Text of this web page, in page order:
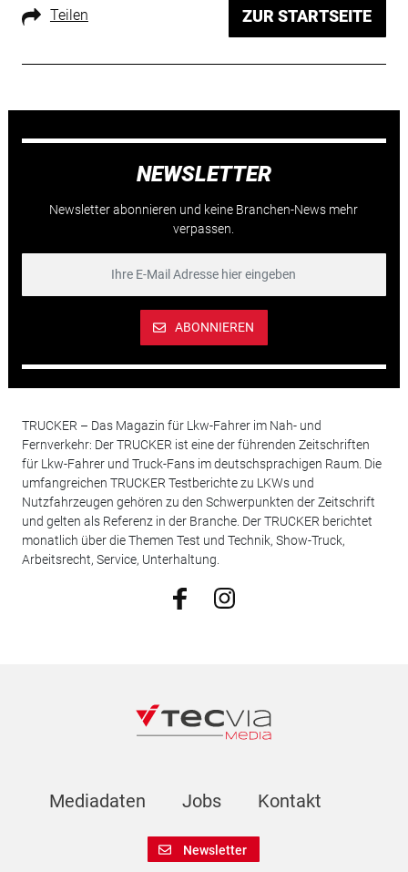
Teilen ZUR STARTSEITE
NEWSLETTER
Newsletter abonnieren und keine Branchen-News mehr
verpassen.
ABONNIEREN
TRUCKER – Das Magazin für Lkw-Fahrer im Nah- und
Fernverkehr: Der TRUCKER ist eine der führenden Zeitschriften
für Lkw-Fahrer und Truck-Fans im deutschsprachigen Raum. Die
umfangreichen TRUCKER Testberichte zu LKWs und
Nutzfahrzeugen gehören zu den Schwerpunkten der Zeitschrift
und gelten als Referenz in der Branche. Der TRUCKER berichtet
monatlich über die Themen Test und Technik, Show-Truck,
Arbeitsrecht, Service, Unterhaltung.
Mediadaten Jobs Kontakt
Newsletter